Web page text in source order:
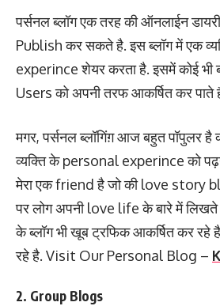
पर्सनल ब्लॉग एक तरह की ऑनलाईन
Publish कर सकते है. इस ब्लॉग में एक
experince शेयर करता है. इसमें कोई भी
Users को अपनी तरफ आकर्षित कर पाते
मगर, पर्सनल ब्लॉगिंग़ आज बहुत पॉपुलर है
व्यक्ति के personal experince को
मेरा एक friend है जो की love story
पर लोग अपनी love life के बारे में
के ब्लॉग भी खूब ट्रफिक आकर्षित कर रहे
रहे है. Visit Our Personal Blog –
2. Group Blogs